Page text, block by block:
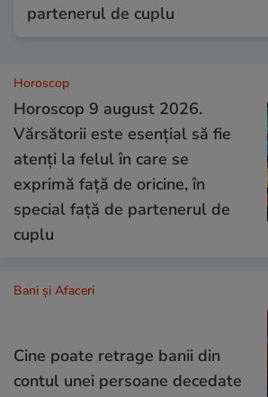
partenerul de cuplu
Horoscop
Horoscop 9 august 2026.
Vărsătorii este esențial să fie
atenți la felul în care se
exprimă față de oricine, în
special față de partenerul de
cuplu
Bani și Afaceri
Cine poate retrage banii din
contul unei persoane decedate